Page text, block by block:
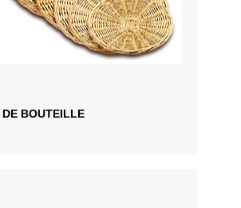
DE BOUTEILLE
AJOUTER AU DEVIS